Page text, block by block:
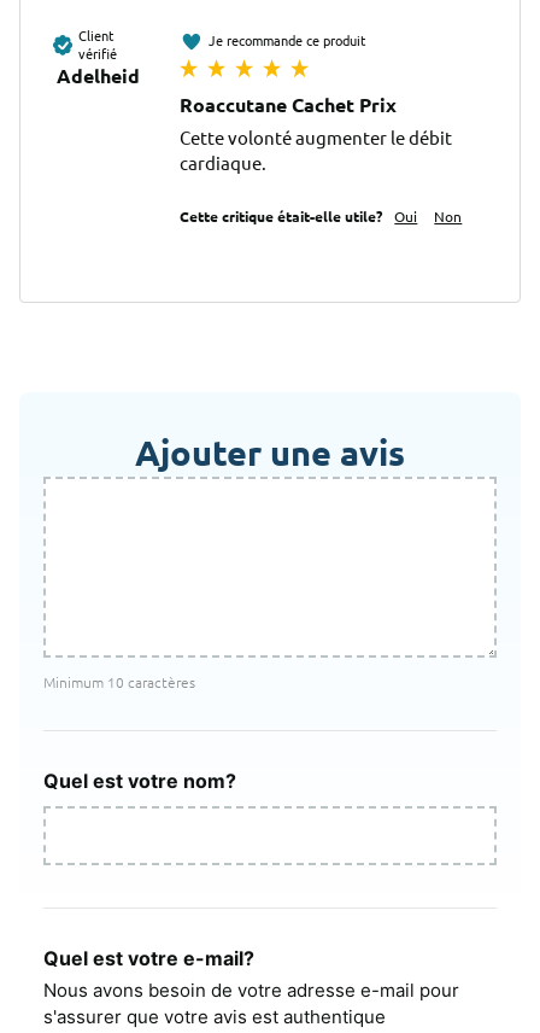
Client
vérifié
Adelheid
Je recommande ce produit
Roaccutane Cachet Prix
Cette volonté augmenter le débit
cardiaque.
Cette critique était-elle utile? Oui Non
Ajouter une avis
Minimum 10 caractères
Quel est votre nom?
Quel est votre e-mail?
Nous avons besoin de votre adresse e-mail pour
s'assurer que votre avis est authentique